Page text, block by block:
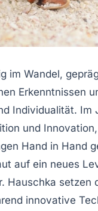
im Wandel,
Erkenntnissen
Individualität. Im
und
Hand in Hand
auf ein neues
Hauschka setzen
innovative